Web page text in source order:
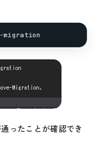
ったことが確認でき